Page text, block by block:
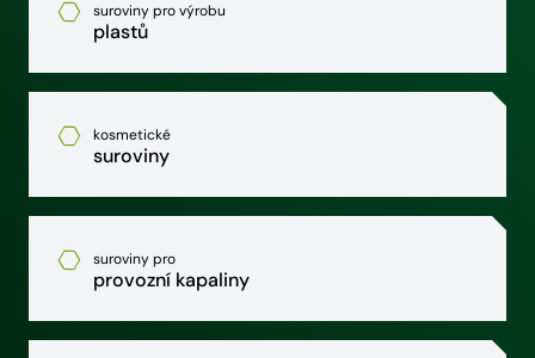
suroviny pro výrobu
plastů
kosmetické
suroviny
suroviny pro
provozní kapaliny